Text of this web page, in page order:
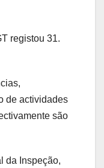
registou 31.
de actividades
são
da Inspeção,